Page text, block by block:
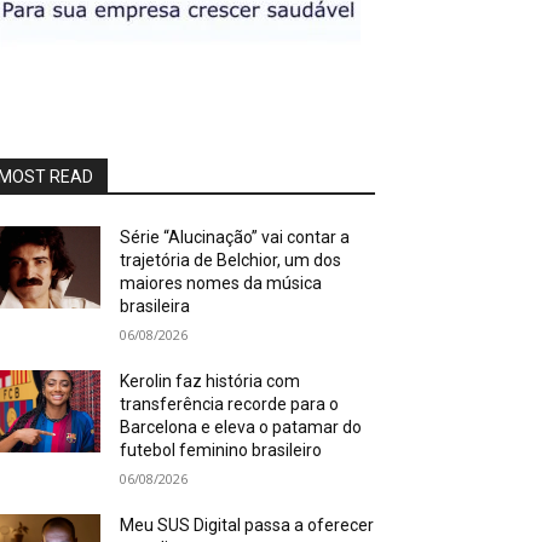
READ
Série “Alucinação” vai contar a
trajetória de Belchior, um dos
maiores nomes da música
brasileira
06/08/2026
Kerolin faz história com
transferência recorde para o
Barcelona e eleva o patamar do
futebol feminino brasileiro
06/08/2026
Meu SUS Digital passa a oferecer